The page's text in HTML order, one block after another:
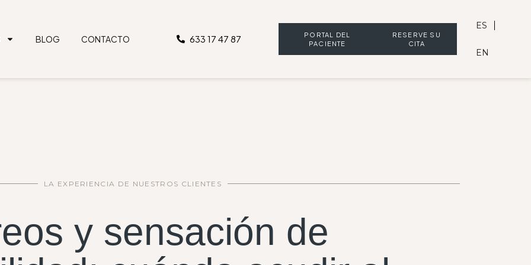
BLOG CONTACTO 633 17 47 87
PORTAL DEL
PACIENTE
RESERVE SU
CITA
ES
EN
LA EXPERIENCIA DE NUESTROS CLIENTES
y sensación de